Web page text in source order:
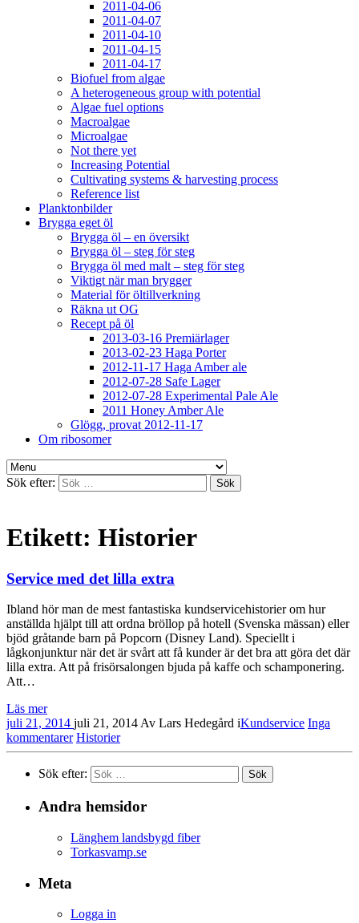
2011-04-06
2011-04-07
2011-04-10
2011-04-15
2011-04-17
Biofuel from algae
A heterogeneous group with potential
Algae fuel options
Macroalgae
Microalgae
Not there yet
Increasing Potential
Cultivating systems & harvesting process
Reference list
Planktonbilder
Brygga eget öl
Brygga öl – en översikt
Brygga öl – steg för steg
Brygga öl med malt – steg för steg
Viktigt när man brygger
Material för öltillverkning
Räkna ut OG
Recept på öl
2013-03-16 Premiärlager
2013-02-23 Haga Porter
2012-11-17 Haga Amber ale
2012-07-28 Safe Lager
2012-07-28 Experimental Pale Ale
2011 Honey Amber Ale
Glögg, provat 2012-11-17
Om ribosomer
Sök efter:
Etikett: Historier
Service med det lilla extra
Ibland hör man de mest fantastiska kundservicehistorier om hur
anställda hjälpt till att ordna bröllop på hotell (Svenska mässan) eller
bjöd gråtande barn på Popcorn (Disney Land). Speciellt i
lågkonjunktur när det är svårt att få kunder är det bra att göra det där
lilla extra. Att på frisörsalongen bjuda på kaffe och schamponering.
Att…
Läs mer
juli 21, 2014 juli 21, 2014Av Lars Hedegård iKundservice Inga
kommentarer Historier
Sök efter:
Andra hemsidor
Länghem landsbygd fiber
Torkasvamp.se
Meta
Logga in